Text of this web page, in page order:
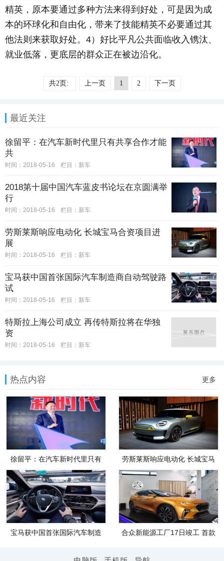
精英，原本要通过多种方法来得到好处，可是因为成
本的环球化和自由化，带来了技能精英不必要通过其
他法则来获取好处。4）好比平凡公共面临收入镌汰、
就业低落，更底层的群众正在被边沿化。
共2页: 上一页 1 2 下一页
最近关注
徐留平：在汽车新时代里只有共享合作才能
共
时间：2018-05-16 栏目： 新车
2018第十届中国汽车蓝皮书论坛在京圆满举
行
时间：2018-05-16 栏目： 新车
劳斯莱斯响应电动化 长城宝马合资项目进
展
时间：2018-05-16 栏目： 新车
宝马获中国首张国际汽车制造商自动驾驶路
试
时间：2018-05-16 栏目： 新车
特斯拉上海公司成立 再传特斯拉将在华独
资
时间：2018-05-16 栏目： 新车
热点内容 更多
徐留平：在汽车新时代里只有
劳斯莱斯响应电动化 长城宝马
宝马获中国首张国际汽车制造
合众新能源工厂17日竣工 首款